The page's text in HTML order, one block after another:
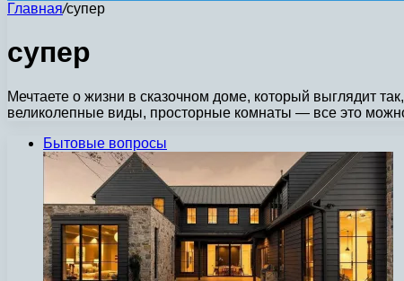
Главная/супер
супер
Мечтаете о жизни в сказочном доме, который выглядит
великолепные виды, просторные комнаты — все это
Бытовые вопросы